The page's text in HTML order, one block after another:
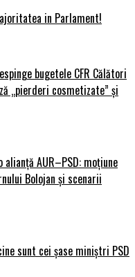
in Parlament!
bugetele CFR Călători
„pierderi cosmetizate” și
alianță AUR–PSD: moțiune
Bolojan și scenarii
sunt cei șase miniștri PSD